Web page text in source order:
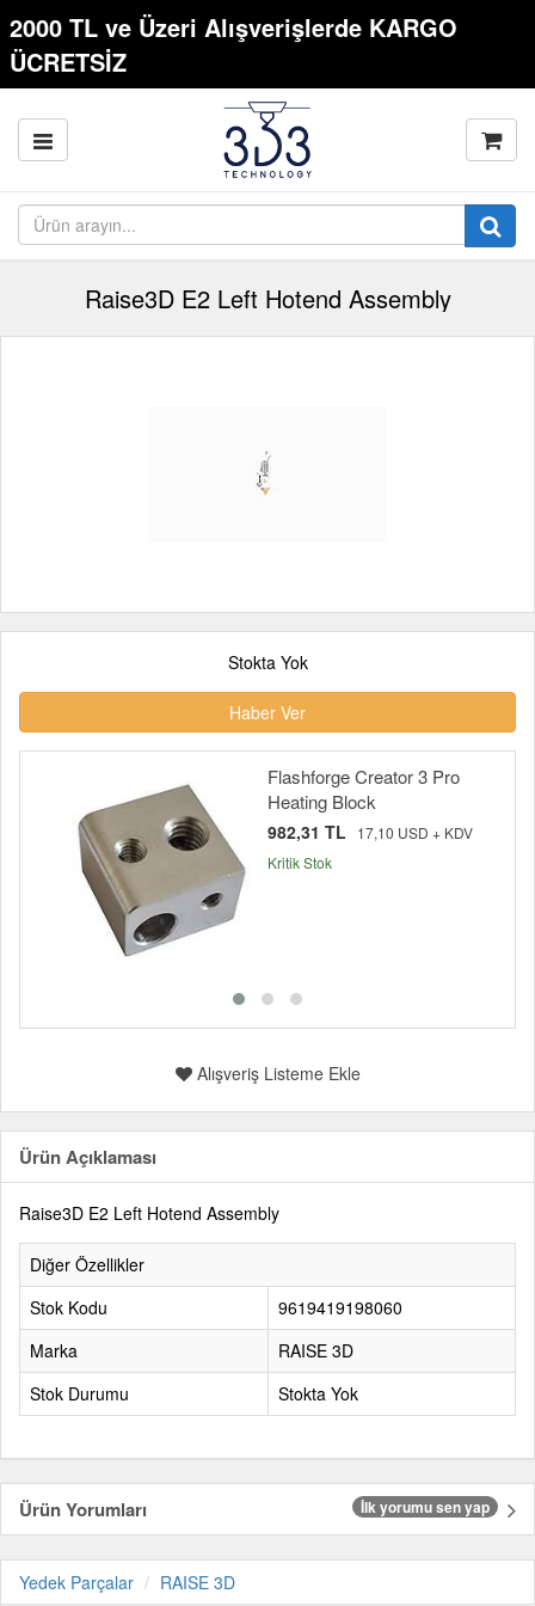
2000 TL ve Üzeri Alışverişlerde KARGO
ÜCRETSİZ
Raise3D E2 Left Hotend Assembly
Stokta Yok
Haber Ver
Flashforge Creator 3 Pro
Heating Block
982,31 TL
17,10 USD + KDV
Kritik Stok
Alışveriş Listeme Ekle
Ürün Açıklaması
Raise3D E2 Left Hotend Assembly
Diğer Özellikler
Stok Kodu
9619419198060
Marka
RAISE 3D
Stok Durumu
Stokta Yok
Ürün Yorumları İlk yorumu sen yap
Yedek Parçalar RAISE 3D